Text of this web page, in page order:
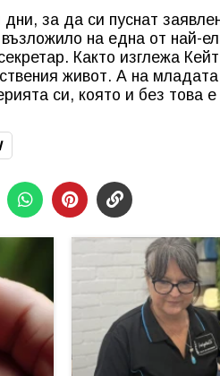
за да си пуснат
на една от най-
Както изглежа
живот. А на
си, която и без това